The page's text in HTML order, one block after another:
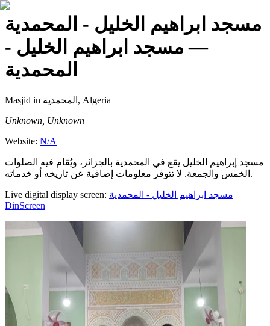
مسجد ابراهيم الخليل - المحمدية
— مسجد ابراهيم الخليل -
المحمدية
Masjid
in المحمدية, Algeria
Unknown, Unknown
Website: N/A
مسجد إبراهيم الخليل يقع في المحمدية بالجزائر، ويُقام فيه الصلوات
الخمس والجمعة. لا تتوفر معلومات إضافية عن تاريخه أو خدماته.
Live digital display screen: مسجد ابراهيم الخليل - المحمدية
DinScreen